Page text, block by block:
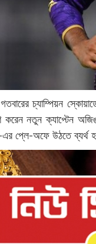
গতবারের চ্যাম্পিয়ন
নতুন ক্যাপ্টেন
প্লে-অফে উঠতে ব্যর্থ হয়